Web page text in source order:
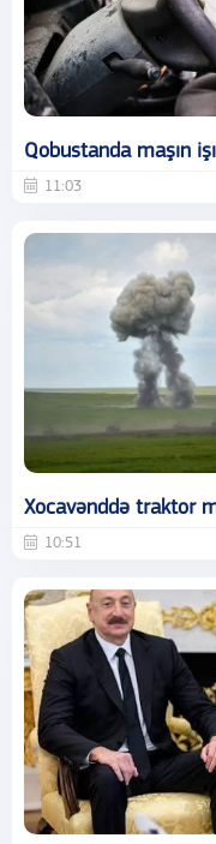
Qobustanda maşın
11:03
Xocavənddə traktor
10:51